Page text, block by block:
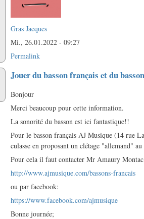
Gras Jacques
Mi., 26.01.2022 - 09:27
Permalink
Jouer du basson français et du
Bonjour
Merci beaucoup pour cette information.
La sonorité du basson est ici fantastique!!
Pour le basson français AJ Musique (14 rue
culasse en proposant un clétage "allemand"
Pour cela il faut contacter Mr Amaury
http://www.ajmusique.com/bassons-francais
ou par facebook:
https://www.facebook.com/ajmusique
Bonne journée;